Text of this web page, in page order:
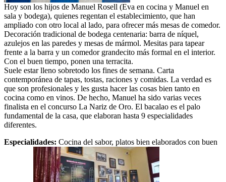
Hoy son los hijos de Manuel Rosell (Eva en cocina y Manuel en
sala y bodega), quienes regentan el establecimiento, que han
ampliado con otro local al lado, para ofrecer más mesas de comedor.
Decoración tradicional de bodega centenaria: barra de níquel,
azulejos en las paredes y mesas de mármol. Mesitas para tapear
frente a la barra y un comedor grandecito más formal en el interior.
Con el buen tiempo, ponen una terracita.
Suele estar lleno sobretodo los fines de semana. Carta
contemporánea de tapas, tostas, raciones y comidas. La verdad es
que son profesionales y les gusta hacer las cosas bien tanto en
cocina como en vinos. De hecho, Manuel ha sido varias veces
finalista en el concurso La Nariz de Oro. El bacalao es el palo
fundamental de la casa, que elaboran hasta 9 especialidades
diferentes.
Especialidades: Cocina del sabor, platos bien elaborados con buen